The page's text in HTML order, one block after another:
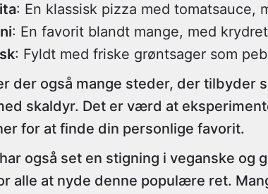
: En klassisk pizza med tomatsauce,
: En favorit blandt mange, med
: Fyldt med friske grøntsager som
der også mange steder, der tilbyder
skaldyr. Det er værd at
for at finde din personlige favorit.
også set en stigning i veganske og
alle at nyde denne populære ret.